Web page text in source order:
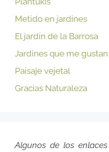
Metido en jardines
El jardín de la Barrosa
Jardines que me gustan
Paisaje vejetal
Gracias Naturaleza
Algunos de los